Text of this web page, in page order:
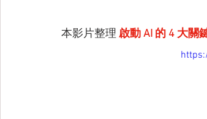
本影片整理 啟動 AI 的 4 大關